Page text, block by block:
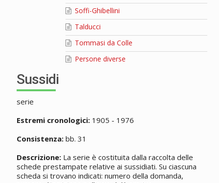
Soffi-Ghibellini
Talducci
Tommasi da Colle
Persone diverse
Sussidi
serie
Estremi cronologici:1905 - 1976
Consistenza:bb. 31
Descrizione:La serie è costituita dalla raccolta delle
schede prestampate relative ai sussidiati. Su ciascuna
scheda si trovano indicati: numero della domanda,